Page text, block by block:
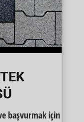
başvurmak için